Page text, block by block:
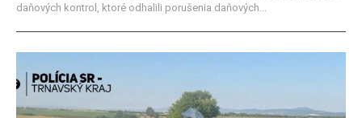
daňových kontrol, ktoré odhalili porušenia daňových...